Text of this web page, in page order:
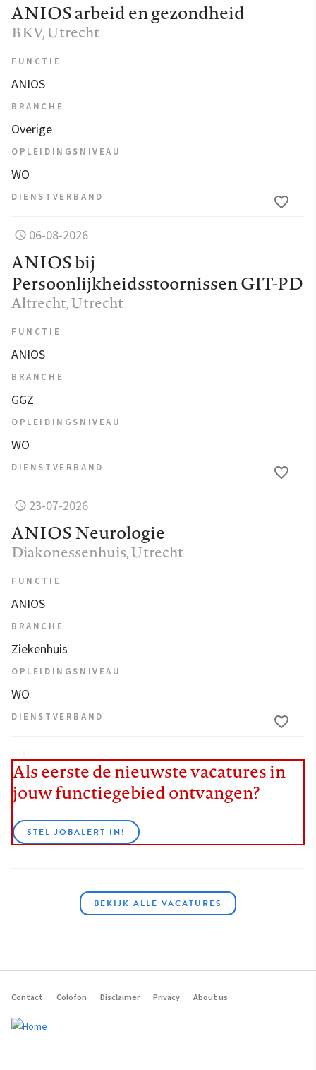
ANIOS arbeid en gezondheid
BKV, Utrecht
FUNCTIE
ANIOS
BRANCHE
Overige
OPLEIDINGSNIVEAU
WO
DIENSTVERBAND
06-08-2026
ANIOS bij
Persoonlijkheidsstoornissen GIT-PD
Altrecht, Utrecht
FUNCTIE
ANIOS
BRANCHE
GGZ
OPLEIDINGSNIVEAU
WO
DIENSTVERBAND
23-07-2026
ANIOS Neurologie
Diakonessenhuis, Utrecht
FUNCTIE
ANIOS
BRANCHE
Ziekenhuis
OPLEIDINGSNIVEAU
WO
DIENSTVERBAND
Als eerste de nieuwste vacatures in
jouw functiegebied ontvangen?
STEL JOBALERT IN!
BEKIJK ALLE VACATURES
Footer
navigation
Contact Colofon Disclaimer Privacy About us